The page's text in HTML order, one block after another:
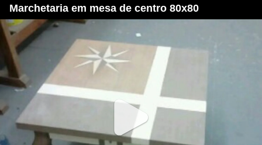
Marchetaria em mesa de centro 80x80